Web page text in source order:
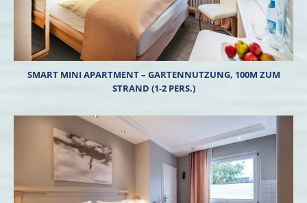
SMART MINI APARTMENT – GARTENNUTZUNG, 100M ZUM
STRAND (1-2 PERS.)